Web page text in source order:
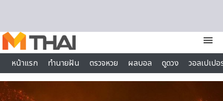
menu
หน้าแรก
ทำนายฝัน ตรวจหวย ผลบอล ดูดวง
วอลเปเป
ไลฟ์สไตล์